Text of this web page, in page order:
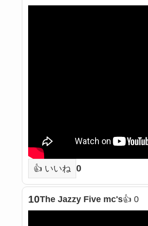
👍 いいね 0
10The Jazzy Five mc's👍 0